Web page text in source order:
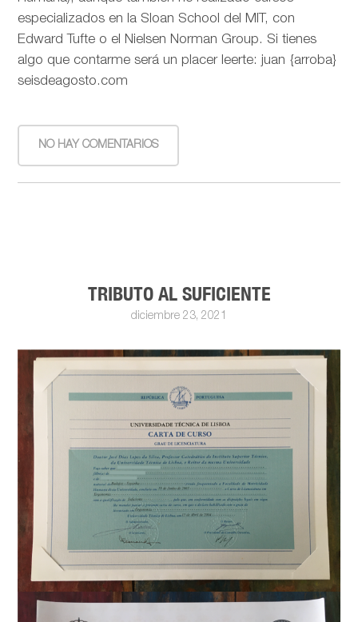
especializados en la Sloan School del MIT, con
Edward Tufte o el Nielsen Norman Group. Si tienes
algo que contarme será un placer leerte: juan {arroba}
seisdeagosto.com
NO HAY COMENTARIOS
TRIBUTO AL SUFICIENTE
diciembre 23, 2021